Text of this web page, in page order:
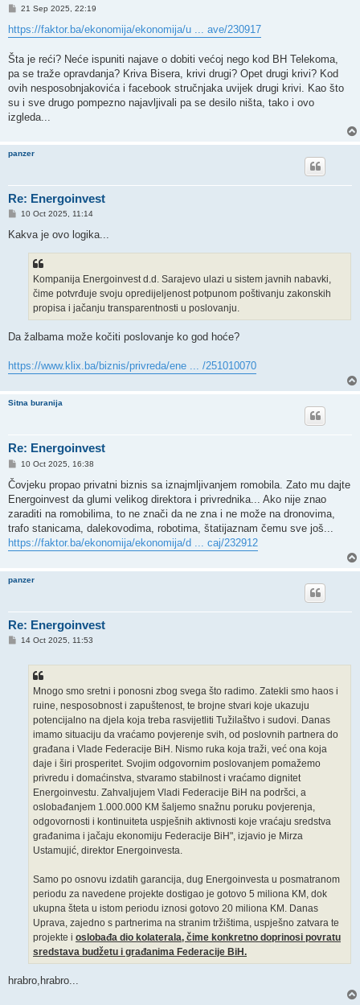
P
s
t
21 Sep 2025, 22:19
https://faktor.ba/ekonomija/ekonomija/u ... ave/230917
Šta je reći? Neće ispuniti najave o dobiti većoj nego kod BH Telekoma,
pa se traže opravdanja? Kriva Bisera, krivi drugi? Opet drugi krivi? Kod
ovih nesposobnjakovića i facebook stručnjaka uvijek drugi krivi. Kao što
su i sve drugo pompezno najavljivali pa se desilo ništa, tako i ovo
izgleda...
panzer
Re: Energoinvest
P
s
10 Oct 2025, 11:14
Kakva je ovo logika...
Kompanija Energoinvest d.d. Sarajevo ulazi u sistem javnih nabavki,
čime potvrđuje svoju opredijeljenost potpunom poštivanju zakonskih
propisa i jačanju transparentnosti u poslovanju.
Da žalbama može kočiti poslovanje ko god hoće?
https://www.klix.ba/biznis/privreda/ene ... /251010070
Sitna buranija
Re: Energoinvest
P
s
10 Oct 2025, 16:38
Čovjeku propao privatni biznis sa iznajmljivanjem romobila. Zato mu dajte
Energoinvest da glumi velikog direktora i privrednika... Ako nije znao
zaraditi na romobilima, to ne znači da ne zna i ne može na dronovima,
trafo stanicama, dalekovodima, robotima, štatijaznam čemu sve još...
https://faktor.ba/ekonomija/ekonomija/d ... caj/232912
panzer
Re: Energoinvest
P14 Oct 2025, 11:53
Mnogo smo sretni i ponosni zbog svega što radimo. Zatekli smo haos i
ruine, nesposobnost i zapuštenost, te brojne stvari koje ukazuju
potencijalno na djela koja treba rasvijetliti Tužilaštvo i sudovi. Danas
imamo situaciju da vraćamo povjerenje svih, od poslovnih partnera do
građana i Vlade Federacije BiH. Nismo ruka koja traži, već ona koja
daje i širi prosperitet. Svojim odgovornim poslovanjem pomažemo
privredu i domaćinstva, stvaramo stabilnost i vraćamo dignitet
Energoinvestu. Zahvaljujem Vladi Federacije BiH na podršci, a
oslobađanjem 1.000.000 KM šaljemo snažnu poruku povjerenja,
odgovornosti i kontinuiteta uspješnih aktivnosti koje vraćaju sredstva
građanima i jačaju ekonomiju Federacije BiH", izjavio je Mirza
Ustamujić, direktor Energoinvesta.
Samo po osnovu izdatih garancija, dug Energoinvesta u posmatranom
periodu za navedene projekte dostigao je gotovo 5 miliona KM, dok
ukupna šteta u istom periodu iznosi gotovo 20 miliona KM. Danas
Uprava, zajedno s partnerima na stranim tržištima, uspješno zatvara te
projekte i oslobađa dio kolaterala, čime konkretno doprinosi povratu
sredstava budžetu i građanima Federacije BiH.
hrabro,hrabro...